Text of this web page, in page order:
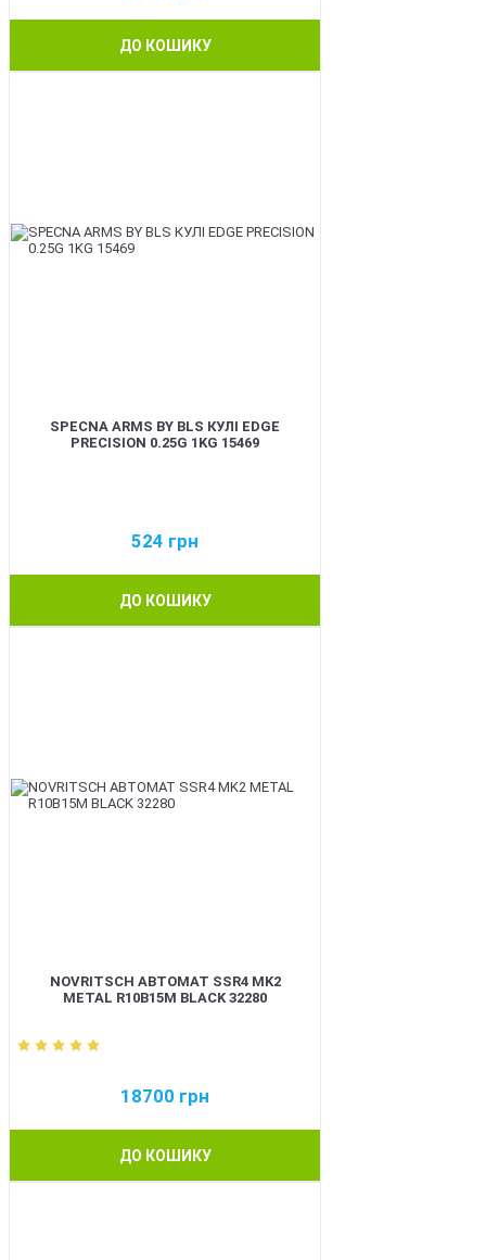
ДО КОШИКУ
SPECNA ARMS BY BLS КУЛІ EDGE
PRECISION 0.25G 1KG 15469
524 грн
ДО КОШИКУ
NOVRITSCH АВТОМАТ SSR4 MK2
METAL R10B15M BLACK 32280
18700 грн
ДО КОШИКУ